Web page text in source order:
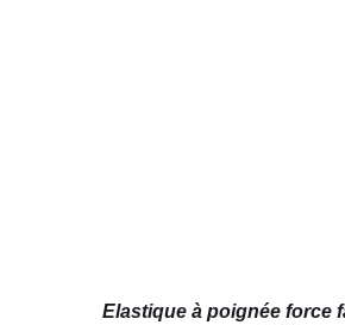
Elastique à poignée force